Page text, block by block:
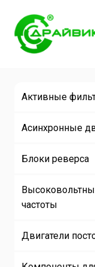
Активные
Асинхронные
Блоки реверса
частоты
Двигатели